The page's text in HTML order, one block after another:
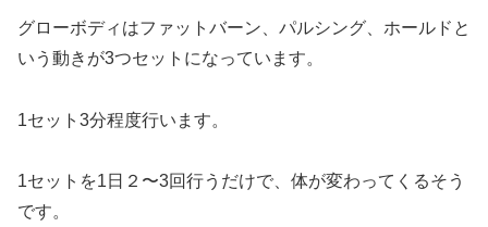
グローボディはファットバーン、パルシング、ホールドと
いう動きが3つセットになっています。
1セット3分程度行います。
1セットを1日２〜3回行うだけで、体が変わってくるそう
です。